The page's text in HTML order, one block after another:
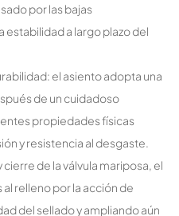
por las bajas
estabilidad a largo plazo del
el asiento adopta una
de un cuidadoso
propiedades físicas
y resistencia al desgaste.
de la válvula mariposa, el
relleno por la acción de
del sellado y ampliando aún